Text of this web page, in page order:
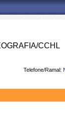
CCHL
Telefone/Ramal: